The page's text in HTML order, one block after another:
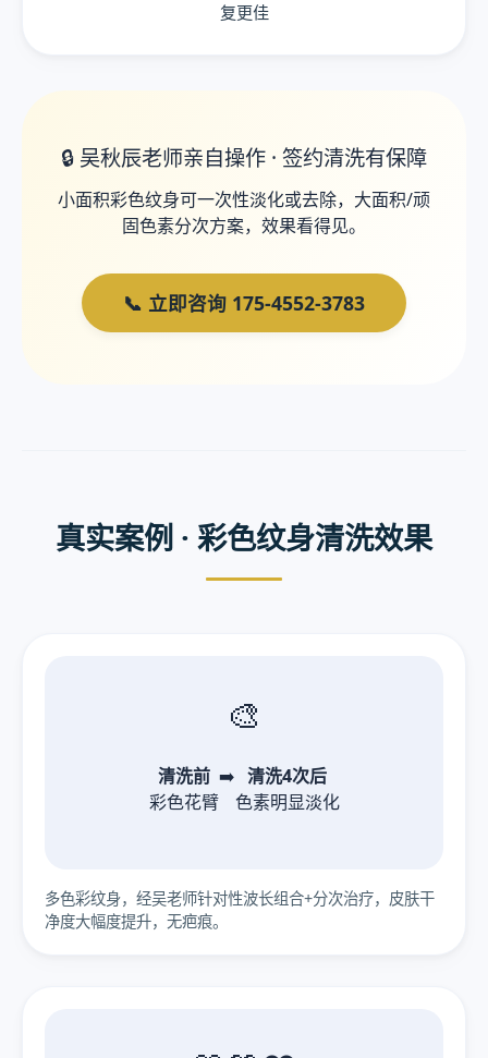
复更佳
🔒 吴秋辰老师亲自操作 · 签约清洗有保障
小面积彩色纹身可一次性淡化或去除，大面积/顽
固色素分次方案，效果看得见。
📞 立即咨询 175-4552-3783
真实案例 · 彩色纹身清洗效果
🎨
清洗前
彩色花臂
➡️ 清洗4次后
色素明显淡化
多色彩纹身，经吴老师针对性波长组合+分次治疗，皮肤干
净度大幅度提升，无疤痕。